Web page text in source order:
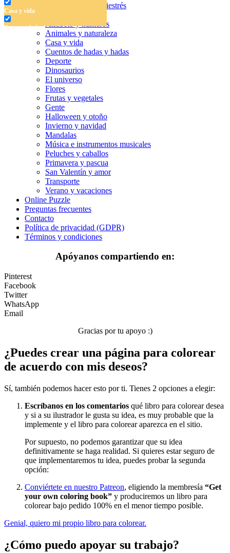
Casa y vida
Cuentos de hadas y hadas
Frutas y vegetales
Halloween y otoño
Invierno y navidad
Música e instrumentos musicales
Peluches y caballos
Primavera y pascua
Verano y vacaciones
Libros para colorear para niños
Nezaradené
Dibujos para colorear antiestrés
Libros para colorear
Alfabeto y números
Animales y naturaleza
Casa y vida
Cuentos de hadas y hadas
Deporte
Dinosaurios
El universo
Flores
Frutas y vegetales
Gente
Halloween y otoño
Invierno y navidad
Mandalas
Música e instrumentos musicales
Peluches y caballos
Primavera y pascua
San Valentín y amor
Transporte
Verano y vacaciones
Online Puzzle
Preguntas frecuentes
Contacto
Política de privacidad (GDPR)
Términos y condiciones
Apóyanos compartiendo en:
Pinterest
Facebook
Twitter
WhatsApp
Email
Gracias por tu apoyo :)
¿Puedes crear una página para colorear
de acuerdo con mis deseos?
Sí, también podemos hacer esto por ti. Tienes 2 opciones a elegir:
Escríbanos en los comentarios qué libro para colorear desea
y si a su ilustrador le gusta su idea, es muy probable que la
implemente y el libro para colorear aparezca en el sitio.
Por supuesto, no podemos garantizar que su idea
definitivamente se haga realidad. Si quieres estar seguro de
que implementaremos tu idea, puedes probar la segunda
opción:
Conviértete en nuestro Patreon, eligiendo la membresía “Get
your own coloring book” y produciremos un libro para
colorear bajo pedido 100% en el menor tiempo posible.
Genial, quiero mi propio libro para colorear.
¿Cómo puedo apoyar su trabajo?